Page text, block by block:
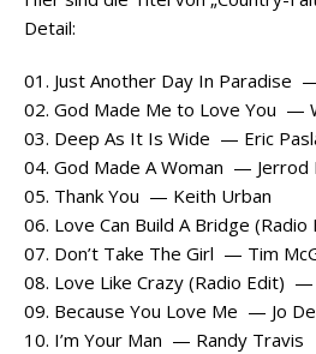
Detail:
01. Just Another Day In Paradise
02. God Made Me to Love You —
03. Deep As It Is Wide — Eric
04. God Made A Woman — Jerrod
05. Thank You — Keith Urban
06. Love Can Build A Bridge
07. Don’t Take The Girl — Tim
08. Love Like Crazy (Radio Edit)
09. Because You Love Me — Jo
10. I’m Your Man — Randy Travis